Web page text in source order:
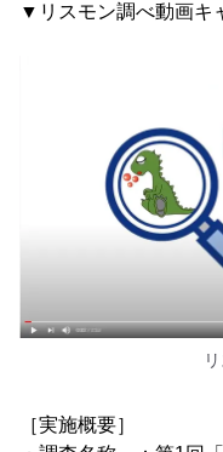
▼リスモン調べ動画キ
［実施概要］